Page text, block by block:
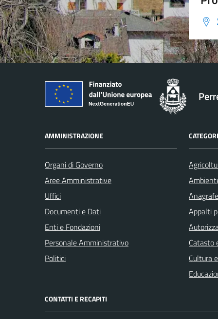
AMMINISTRAZIONE
Organi di Governo
Aree Amministrative
Uffici
Documenti e Dati
Enti e Fondazioni
Personale Amministrativo
Politici
Appalti
Catasto
Cultura
CONTATTI E RECAPITI